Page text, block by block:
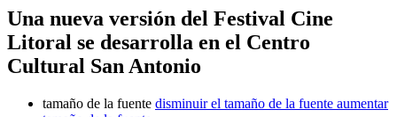
Una nueva versión del Festival Cine
Litoral se desarrolla en el Centro
Cultural San Antonio
tamaño de la fuente disminuir el tamaño de la fuente aumentar